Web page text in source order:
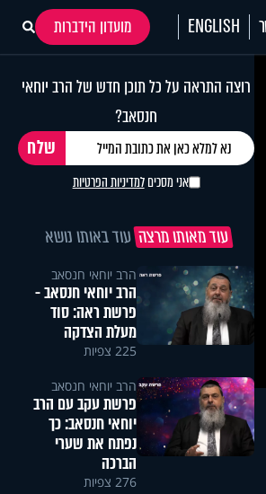
ENGLISH
מועדון הידברות
רוצה התראה על כל תוכן חדש של הרב יוחאי
חנסאב?
אני מסכיםלמדיניות הפרטיות
עוד מאותו מרצה עוד באותו נושא
הרב יוחאי חנסאב
הרב יוחאי חנסאב -
פרשת ראה: סוד
מעלת הצדקה
225 צפיות
הרב יוחאי חנסאב
פרשת עקב עם הרב
יוחאי חנסאב: כך
נפתח את שערי
הברכה
276 צפיות